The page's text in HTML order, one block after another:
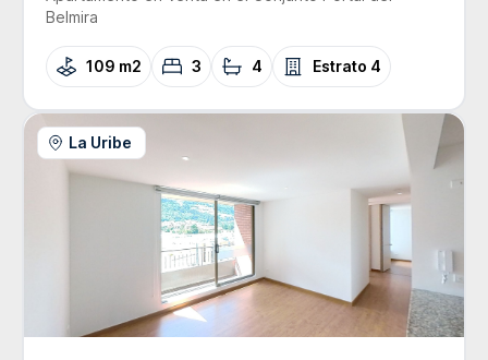
Belmira
109 m2 3 4 Estrato 4
La Uribe